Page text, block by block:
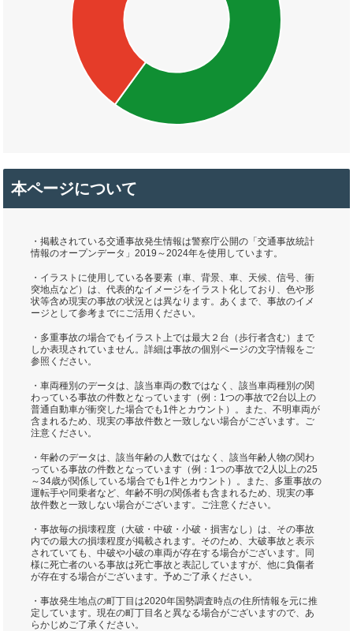
本ページについて
・掲載されている交通事故発生情報は警察庁公開の「交通事故統計
情報のオープンデータ」2019～2024年を使用しています。
・イラストに使用している各要素（車、背景、車、天候、信号、衝
突地点など）は、代表的なイメージをイラスト化しており、色や形
状等含め現実の事故の状況とは異なります。あくまで、事故のイメ
ージとして参考までにご活用ください。
・多重事故の場合でもイラスト上では最大２台（歩行者含む）まで
しか表現されていません。詳細は事故の個別ページの文字情報をご
参照ください。
・車両種別のデータは、該当車両の数ではなく、該当車両種別の関
わっている事故の件数となっています（例：1つの事故で2台以上の
普通自動車が衝突した場合でも1件とカウント）。また、不明車両が
含まれるため、現実の事故件数と一致しない場合がございます。ご
注意ください。
・年齢のデータは、該当年齢の人数ではなく、該当年齢人物の関わ
っている事故の件数となっています（例：1つの事故で2人以上の25
～34歳が関係している場合でも1件とカウント）。また、多重事故の
運転手や同乗者など、年齢不明の関係者も含まれるため、現実の事
故件数と一致しない場合がございます。ご注意ください。
・事故毎の損壊程度（大破・中破・小破・損害なし）は、その事故
内での最大の損壊程度が掲載されます。そのため、大破事故と表示
されていても、中破や小破の車両が存在する場合がございます。同
様に死亡者のいる事故は死亡事故と表記していますが、他に負傷者
が存在する場合がございます。予めご了承ください。
・事故発生地点の町丁目は2020年国勢調査時点の住所情報を元に推
定しています。現在の町丁目名と異なる場合がございますので、あ
らかじめご了承ください。